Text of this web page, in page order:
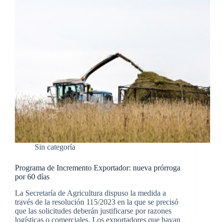
Sin categoría
Programa de Incremento Exportador: nueva prórroga
por 60 días
La Secretaría de Agricultura dispuso la medida a
través de la resolución 115/2023 en la que se precisó
que las solicitudes deberán justificarse por razones
logísticas o comerciales. Los exportadores que hayan